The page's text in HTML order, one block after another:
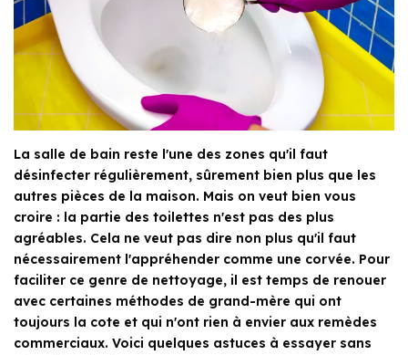
La salle de bain reste l'une des zones qu'il faut
désinfecter régulièrement, sûrement bien plus que les
autres pièces de la maison. Mais on veut bien vous
croire : la partie des toilettes n'est pas des plus
agréables. Cela ne veut pas dire non plus qu'il faut
nécessairement l'appréhender comme une corvée. Pour
faciliter ce genre de nettoyage, il est temps de renouer
avec certaines méthodes de grand-mère qui ont
toujours la cote et qui n'ont rien à envier aux remèdes
commerciaux. Voici quelques astuces à essayer sans